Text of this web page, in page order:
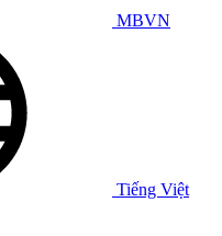
MBVN
Tiếng Việt